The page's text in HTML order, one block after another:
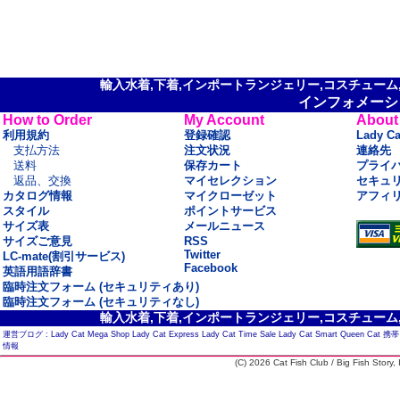
輸入水着,下着,インポートランジェリー,コスチュー
インフォメー
How to Order
利用規約
支払方法
送料
返品、交換
カタログ情報
スタイル
サイズ表
サイズご意見
LC-mate(割引サービス)
英語用語辞書
My Account
登録確認
注文状況
保存カート
マイセレクション
マイクローゼット
ポイントサービス
メールニュース
RSS
Twitter
Facebook
About
Lady
連絡先
プライ
セキュ
アフィ
臨時注文フォーム (セキュリティあり)
臨時注文フォーム (セキュリティなし)
輸入水着,下着,インポートランジェリー,コスチュー
運営ブログ : Lady Cat Mega Shop Lady Cat Express Lady Cat Time Sale Lady Cat Smart Queen Cat 携
情報
(C) 2026 Cat Fish Club / Big Fish Story,